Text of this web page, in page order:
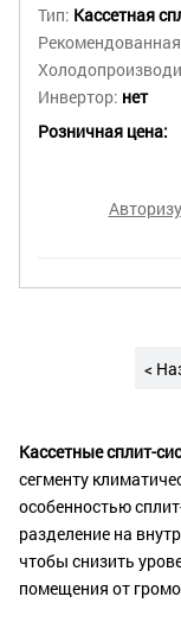
Тип: Кассетная
Инвертор: нет
Розничная цена:
<
Кассетные сплит-
сегменту
особенностью
разделение на
чтобы снизить
помещения от